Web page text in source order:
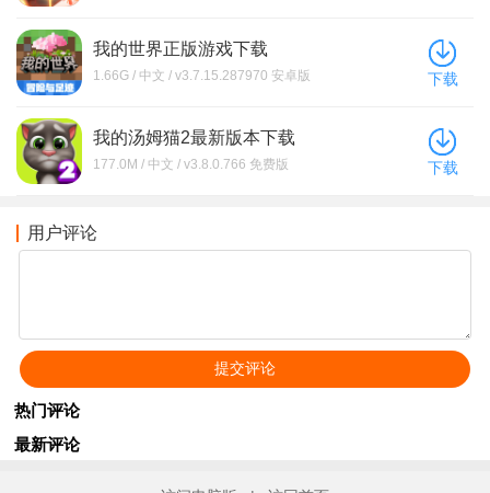
我的世界正版游戏下载
1.66G / 中文 / v3.7.15.287970 安卓版 下载
我的汤姆猫2最新版本下载
177.0M / 中文 / v3.8.0.766 免费版 下载
用户评论
热门评论
最新评论